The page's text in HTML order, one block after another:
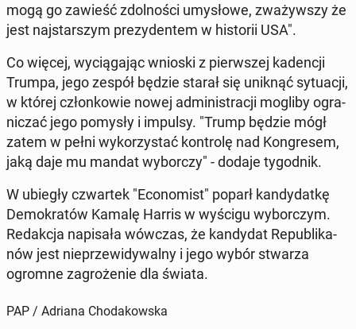
mogą go zawieść zdol­no­ści umy­sło­we, zwa­żyw­szy że
jest naj­star­szym pre­zy­den­tem w hi­sto­rii USA".
Co więcej, wy­cią­ga­jąc wnioski z pierw­szej ka­den­cji
Trumpa, jego zespół będzie starał się uniknąć sy­tu­acji,
w której człon­ko­wie nowej ad­mi­ni­stra­cji mogliby ogra­
ni­czać jego pomysły i impulsy. "Trump będzie mógł
zatem w pełni wy­ko­rzy­stać kon­tro­lę nad Kon­gre­sem,
jaką daje mu mandat wy­bor­czy" - dodaje ty­go­dnik.
W ubiegły czwar­tek "Eco­no­mist" poparł kan­dy­dat­kę
De­mo­kra­tów Kamalę Harris w wyścigu wy­bor­czym.
Re­dak­cja na­pi­sa­ła wówczas, że kan­dy­dat Re­pu­bli­ka­
nów jest nie­prze­wi­dy­wal­ny i jego wybór stwarza
ogromne za­gro­że­nie dla świata.
PAP / Adriana Chodakowska